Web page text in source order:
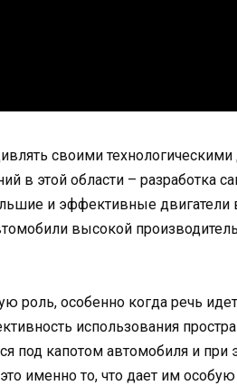
своими
в этой области – разработка
и эффективные двигатели
высокой
роль, особенно когда речь
использования
под капотом автомобиля и при
именно то, что дает им особую